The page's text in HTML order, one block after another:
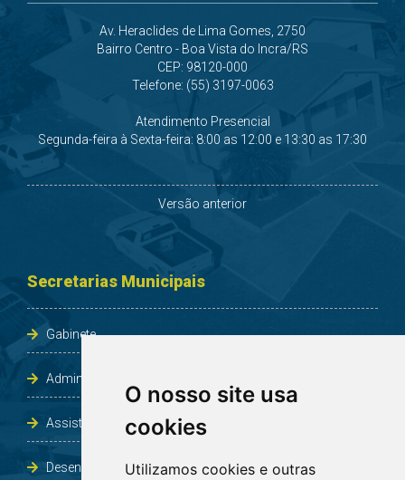
O nosso site usa
cookies
Utilizamos cookies e outras
Av. Heraclides de Lima Gomes, 2750
Bairro Centro - Boa Vista do Incra/RS
CEP: 98120-000
Telefone: (55) 3197-0063
Atendimento Presencial
Segunda-feira à Sexta-feira: 8:00 as 12:00 e 13:30 as 17:30
Versão anterior
Secretarias Municipais
Gabinete
Administração e Planejamento
Assistência Social e Habitação
Desenvolvimento e Obras